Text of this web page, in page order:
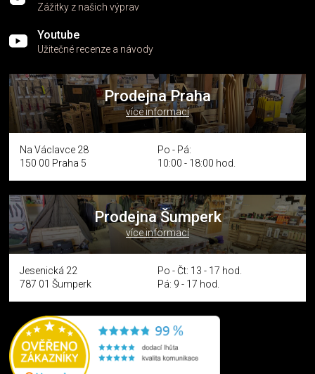
Zážitky z našich výprav
Youtube
Užitečné recenze a návody
Prodejna Praha
více informací
Na Václavce 28
150 00 Praha 5
Po - Pá:
10:00 - 18:00 hod.
Prodejna Šumperk
více informací
Jesenická 22
787 01 Šumperk
Po - Čt: 13 - 17 hod.
Pá: 9 - 17 hod.